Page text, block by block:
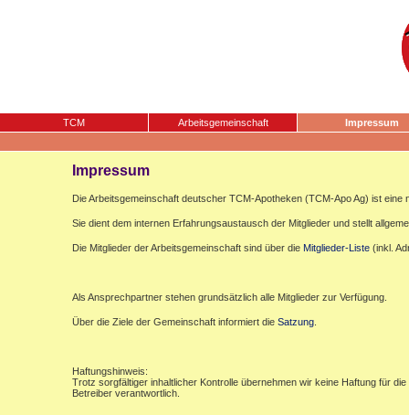
TCM Arbeitsgemeinschaft Impressum
Impressum
Die Arbeitsgemeinschaft deutscher TCM-Apotheken (TCM-Apo Ag) ist eine
Sie dient dem internen Erfahrungsaustausch der Mitglieder und stellt
Die Mitglieder der Arbeitsgemeinschaft sind über die Mitglieder-Liste (inkl.
Als Ansprechpartner stehen grundsätzlich alle Mitglieder zur Verfügung.
Über die Ziele der Gemeinschaft informiert die Satzung
Haftungshinweis:
Trotz sorgfältiger inhaltlicher Kontrolle übernehmen wir keine Haftung für
Betreiber verantwortlich.